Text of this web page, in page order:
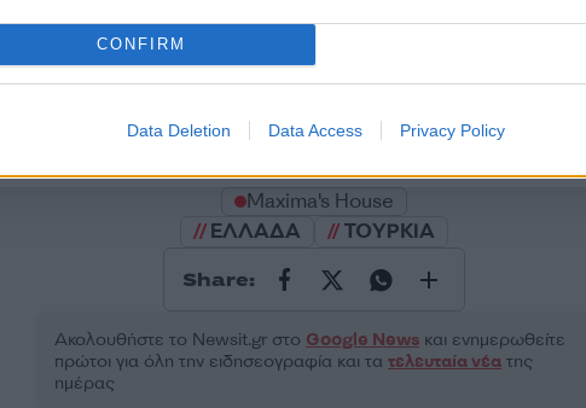
CONFIRM
Data Deletion Data Access Privacy Policy
Υποβολή σχολίου
. Το site προστατεύεται από reCAPTCHA, ισχύουν Πολιτική Απορρήτου
Maxima's House
ΕΛΛΑΔΑ
ΤΟΥΡΚΙΑ
Share:
Ακολουθήστε το Νewsit.gr στο Google News και ενημερωθείτε
πρώτοι για όλη την ειδησεογραφία και τα τελευταία νέα της
ημέρας